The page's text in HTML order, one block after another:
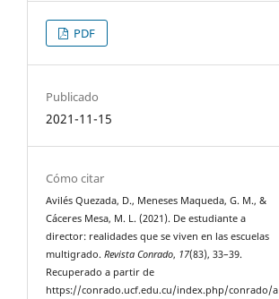
PDF
Publicado
2021-11-15
Cómo citar
Avilés Quezada, D., Meneses Maqueda, G. M., &
Cáceres Mesa, M. L. (2021). De estudiante a
director: realidades que se viven en las escuelas
multigrado.Revista Conrado, 17(83), 33–39.
Recuperado a partir de
https://conrado.ucf.edu.cu/index.php/conrado/a